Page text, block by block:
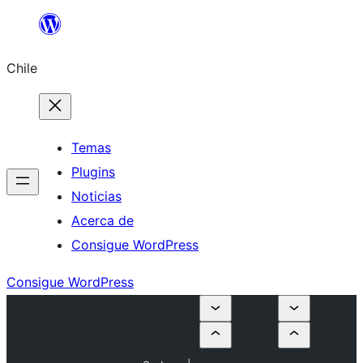
Saltar
contenido
Chile
Temas
Plugins
Noticias
Acerca de
Consigue WordPress
Consigue WordPress